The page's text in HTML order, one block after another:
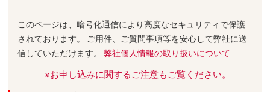
このページは、暗号化通信により高度なセキュリティで保護
されております。 ご用件、ご質問事項等を安心して弊社に送
信していただけます。弊社個人情報の取り扱いについて
※お申し込みに関するご注意もご覧ください。